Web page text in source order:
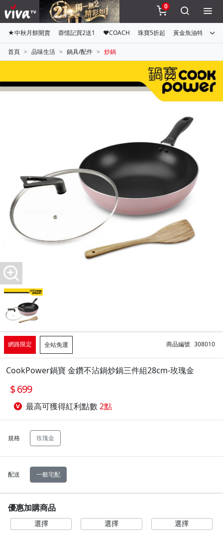
0
★中秋月餅開賣 蓉憶記買2送1 ♥COACH 珠寶5折起 黃金魚油特惠組
首頁 品味生活 鍋具/配件 炒鍋
網路限定 全站免運 商品編號 308010
CookPower鍋寶 金鑽不沾鍋炒鍋三件組28cm-玫瑰金
699
最高可獲得紅利點數 2點
規格 玫瑰金
配送 一般宅配
優惠加購商品